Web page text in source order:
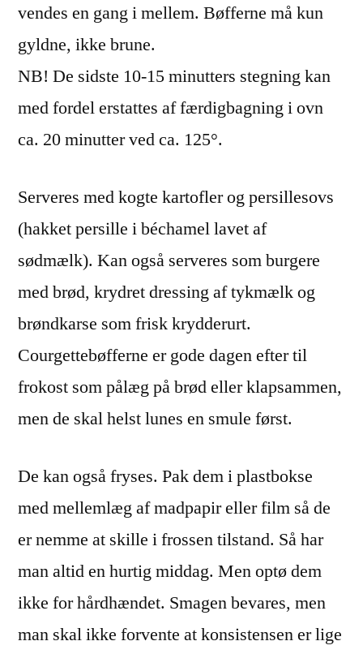
vendes en gang i mellem. Bøfferne må kun
gyldne, ikke brune.
NB! De sidste 10-15 minutters stegning kan
med fordel erstattes af færdigbagning i ovn
ca. 20 minutter ved ca. 125°.
Serveres med kogte kartofler og persillesovs
(hakket persille i béchamel lavet af
sødmælk). Kan også serveres som burgere
med brød, krydret dressing af tykmælk og
brøndkarse som frisk krydderurt.
Courgettebøfferne er gode dagen efter til
frokost som pålæg på brød eller klapsammen,
men de skal helst lunes en smule først.
De kan også fryses. Pak dem i plastbokse
med mellemlæg af madpapir eller film så de
er nemme at skille i frossen tilstand. Så har
man altid en hurtig middag. Men optø dem
ikke for hårdhændet. Smagen bevares, men
man skal ikke forvente at konsistensen er lige